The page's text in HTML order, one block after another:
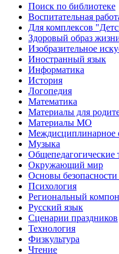
Поиск по библиотеке
Воспитательная
Для комплексов
Здоровый образ
Изобразительное
Иностранный язык
Информатика
История
Логопедия
Математика
Материалы для
Материалы МО
Междисциплинарное
Музыка
Общепедагогические
Окружающий мир
Основы безопасности
Психология
Региональный
Русский язык
Сценарии праздников
Технология
Физкультура
Чтение